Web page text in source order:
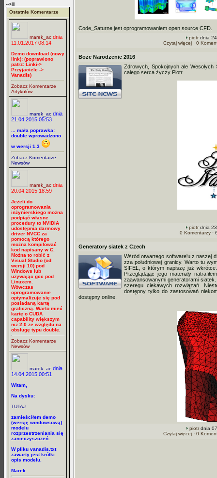
-->lll
Ostatnie Komentarze
marek_ac dnia
11.01.2017 08:14
Demo download (nowy
link): (poprawiono
patrz: Linki->
Przyjaciele ->
Vanadis)
Zobacz Komentarze
Artykułów
marek_ac dnia
21.04.2015 05:53
... mała poprawka:
double wprowadzono
w wersji 1.3
Zobacz Komentarze
Newsów
marek_ac dnia
20.04.2015 18:59
Jeżeli do
oprogramowania
inżynierskiego można
podpiąć własne
procedury to NVIDIA
udostępnia darmowy
driver NVCC za
pomocą którego
można kompilować
kod napisany w C.
Można to robić z
Visual Studio (od
wersji 10) pod
Windows lub
używając gcc pod
Linuxem.
Wówczas
oprogramowanie
optymalizuje się pod
posiadaną kartę
graficzną. Warto mieć
kartę o CUDA
capability większym
niż 2.0 ze względu na
obsługę typu double.
Zobacz Komentarze
Newsów
marek_ac dnia
14.04.2015 00:51
Witam,
Na dysku:
TUTAJ
zamieściłem demo
(wersję windowsową)
modelu
rozprzestrzeniania się
zanieczyszczeń.
W pliku vanadis.txt
zawarty jest krótki
opis modelu.
Marek
Code_Saturne jest oprogramowaniem open source CFD.
piotrdnia
Czytaj więcej· 0
Boże Narodzenie 2016
Zdrowych, Spokojnych ale
całego serca życzy Piotr
piotrdnia
0 Komentarzy·
Generatory siatek z Czech
Wśród otwartego software'u z naszej
zza południowej granicy. Warto tu
SIFEL, o którym napiszę już
Przeglądając jego materiały
zaawansowanymi generatorami
szeregu ciekawych rozwiązań.
dostępny tylko do zastosowań
dostępny online.
piotrdnia
Czytaj więcej· 0